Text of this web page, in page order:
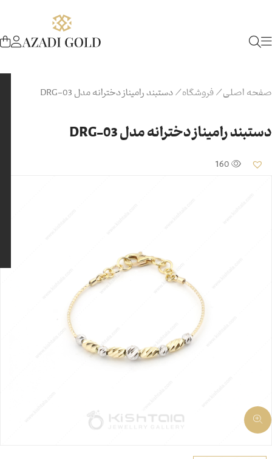
صفحه اصلی/فروشگاه/دستبند رامیناز دخترانه مدل DRG-03
دستبند رامیناز دخترانه مدل DRG-03
160